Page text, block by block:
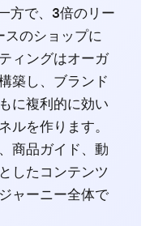
方で、3倍のリー
スのショップに
ィングはオーガ
築し、ブランド
に複利的に効い
ルを作ります。
商品ガイド、動
したコンテンツ
ャーニー全体で